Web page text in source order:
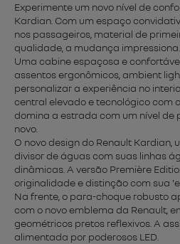
Experimente um novo nível de
Kardian. Com um espaço
nos passageiros, material de
qualidade, a mudança impressiona.
Uma cabine espaçosa e
assentos ergonômicos, ambient
personalizar a experiência no
central elevado e tecnológico com
domina a estrada com um nível de
novo.
O novo design do Renault Kardian,
divisor de águas com suas linhas
dinâmicas. A versão Première
originalidade e distinção com sua
Na frente, o para-choque robusto
com o novo emblema da Renault,
geométricos pretos reflexivos. A
alimentada por poderosos LED.